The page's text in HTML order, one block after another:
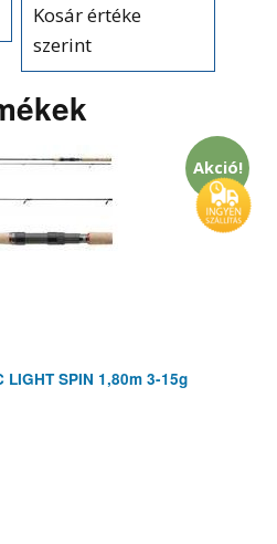
Kosár értéke
szerint
Akció!
SPIN 1,80m 3-15g